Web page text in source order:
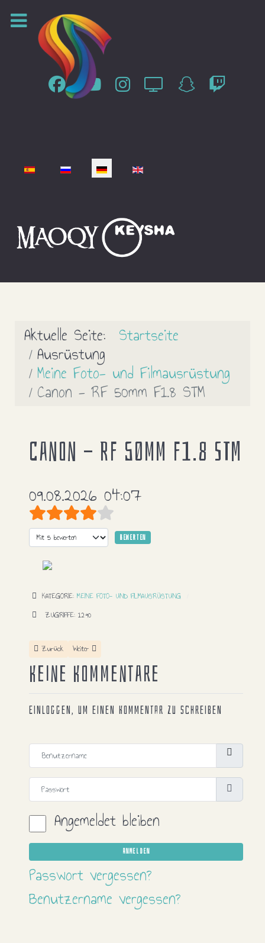
Sprache auswählen
Aktuelle Seite: Startseite
Ausrüstung
Meine Foto- und Filmausrüstung
Canon - RF 50mm F1.8 STM
Canon - RF 50mm F1.8 STM
09.08.2026 04:07
Bewertung:4/
Bitte bewerten
KATEGORIE: MEINE FOTO- UND FILMAUSRÜSTUNG
ZUGRIFFE: 1290
Vorheriger Beitrag: Canon - RF 75-300mm
Zurück Nächster Beitrag: Canon - R 24-105mm
Weiter
Keine Kommentare
Einloggen, um einen Kommentar zu schreiben
Benutzername
Passwort
Angemeldet bleiben
ANMELDEN
Passwort vergessen?
Benutzername vergessen?